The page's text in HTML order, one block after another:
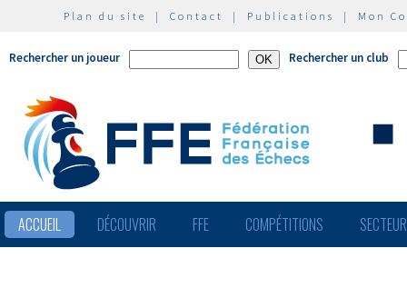
Plan du site | Contact | Publications | Mon
Rechercher un joueur Rechercher un club
ACCUEIL DÉCOUVRIR FFE COMPÉTITIONS